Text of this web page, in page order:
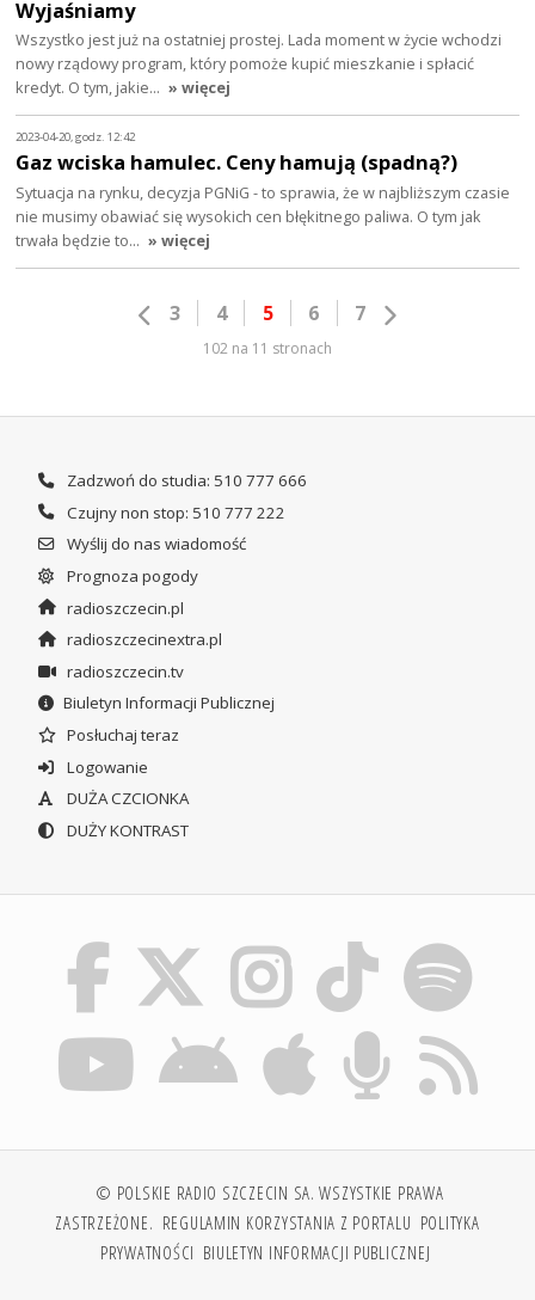
Wyjaśniamy
Wszystko jest już na ostatniej prostej. Lada moment w życie wchodzi
nowy rządowy program, który pomoże kupić mieszkanie i spłacić
kredyt. O tym, jakie… » więcej
2023-04-20, godz. 12:42
Gaz wciska hamulec. Ceny hamują (spadną?)
Sytuacja na rynku, decyzja PGNiG - to sprawia, że w najbliższym czasie
nie musimy obawiać się wysokich cen błękitnego paliwa. O tym jak
trwała będzie to… » więcej
3 4 5 6 7
102 na 11 stronach
Zadzwoń do studia: 510 777 666
Czujny non stop: 510 777 222
Wyślij do nas wiadomość
Prognoza pogody
radioszczecin.pl
radioszczecinextra.pl
radioszczecin.tv
Biuletyn Informacji Publicznej
Posłuchaj teraz
Logowanie
DUŻA CZCIONKA
DUŻY KONTRAST
© POLSKIE RADIO SZCZECIN SA. WSZYSTKIE PRAWA
ZASTRZEŻONE. REGULAMIN KORZYSTANIA Z PORTALU POLITYKA
PRYWATNOŚCI BIULETYN INFORMACJI PUBLICZNEJ